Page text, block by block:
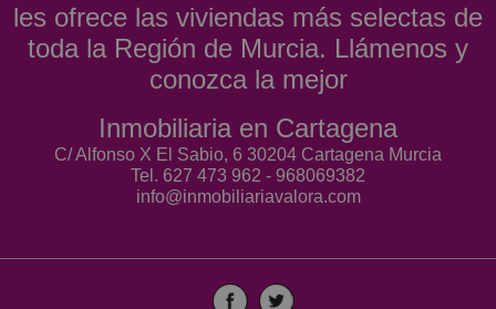
les ofrece las viviendas más selectas de
toda la Región de Murcia. Llámenos y
conozca la mejor
Inmobiliaria en Cartagena
C/ Alfonso X El Sabio, 6 30204 Cartagena Murcia
Tel. 627 473 962 - 968069382
info@inmobiliariavalora.com